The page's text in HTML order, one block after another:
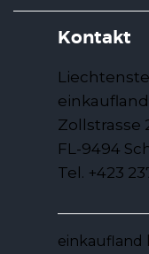
Kontakt
Zollstrasse
FL-9494
Tel. +423
einkaufland